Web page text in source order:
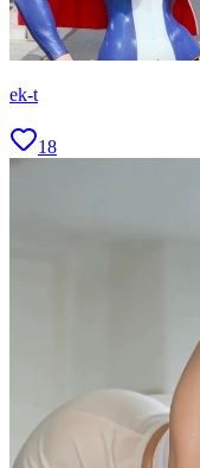
ek-t
18